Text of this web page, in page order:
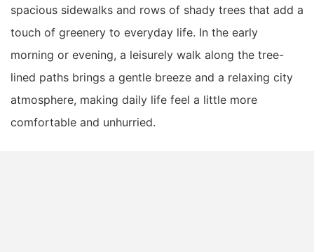
spacious sidewalks and rows of shady trees that add a
touch of greenery to everyday life. In the early
morning or evening, a leisurely walk along the tree-
lined paths brings a gentle breeze and a relaxing city
atmosphere, making daily life feel a little more
comfortable and unhurried.